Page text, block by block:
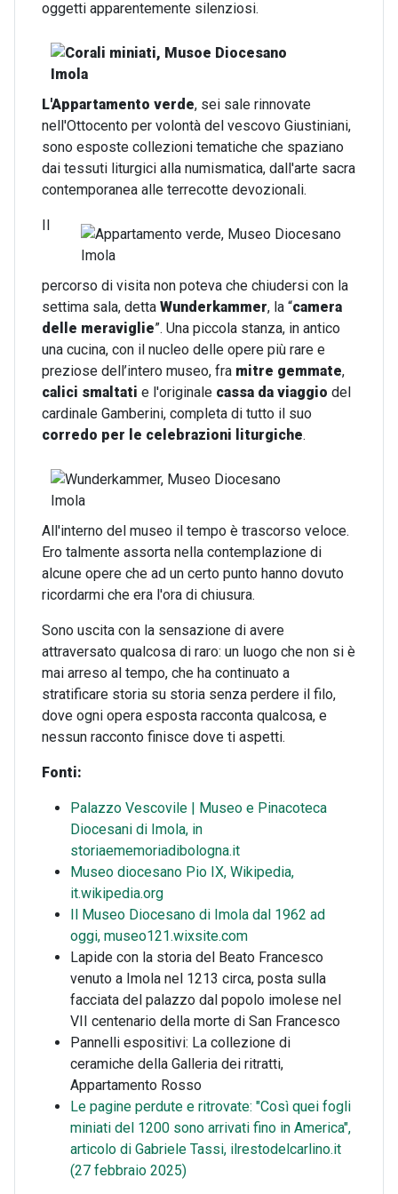
oggetti apparentemente silenziosi.
L'Appartamento verde, sei sale rinnovate
nell'Ottocento per volontà del vescovo Giustiniani,
sono esposte collezioni tematiche che spaziano
dai tessuti liturgici alla numismatica, dall'arte sacra
contemporanea alle terrecotte devozionali.
Il
percorso di visita non poteva che chiudersi con la
settima sala, detta Wunderkammer, la “camera
delle meraviglie”. Una piccola stanza, in antico
una cucina, con il nucleo delle opere più rare e
preziose dell’intero museo, fra mitre gemmate,
calici smaltati e l'originale cassa da viaggio del
cardinale Gamberini, completa di tutto il suo
corredo per le celebrazioni liturgiche.
All'interno del museo il tempo è trascorso veloce.
Ero talmente assorta nella contemplazione di
alcune opere che ad un certo punto hanno dovuto
ricordarmi che era l'ora di chiusura.
Sono uscita con la sensazione di avere
attraversato qualcosa di raro: un luogo che non si è
mai arreso al tempo, che ha continuato a
stratificare storia su storia senza perdere il filo,
dove ogni opera esposta racconta qualcosa, e
nessun racconto finisce dove ti aspetti.
Fonti:
Palazzo Vescovile | Museo e Pinacoteca
Diocesani di Imola, in
storiaememoriadibologna.it
Museo diocesano Pio IX, Wikipedia,
it.wikipedia.org
Il Museo Diocesano di Imola dal 1962 ad
oggi, museo121.wixsite.com
Lapide con la storia del Beato Francesco
venuto a Imola nel 1213 circa, posta sulla
facciata del palazzo dal popolo imolese nel
VII centenario della morte di San Francesco
Pannelli espositivi: La collezione di
ceramiche della Galleria dei ritratti,
Appartamento Rosso
Le pagine perdute e ritrovate: "Così quei fogli
miniati del 1200 sono arrivati fino in America",
articolo di Gabriele Tassi, ilrestodelcarlino.it
(27 febbraio 2025)